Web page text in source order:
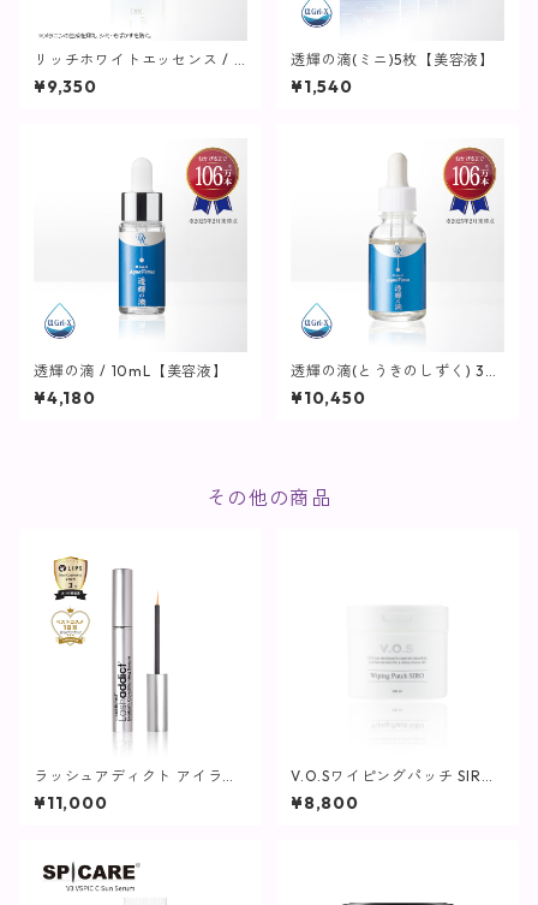
リッチホワイトエッセンス / 3
0mL【美容液】
¥9,350
透輝の滴(ミニ)5枚【美容液】
¥1,540
透輝の滴 / 10mL【美容液】
¥4,180
透輝の滴(とうきのしずく) 30
mL【美容液】
¥10,450
その他の商品
ラッシュアディクト アイラッ
シュ コンディショニング セラ
ム アドバンス / 5ml【まつ毛
¥11,000
V.O.Sワイピングパッチ SIRO
(白)230ml(80枚入り)【SPICA
RE】
¥8,800